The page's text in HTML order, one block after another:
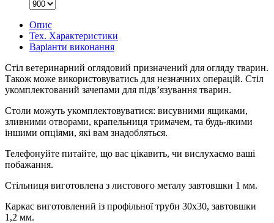
Опис
Тех. Характеристики
Варіанти виконання
Стіл ветеринарний оглядовий призначений для огляду тварин.
Також може використовуватись для незначних операцій. Стіл
укомплектований зачепами для підв’язування тварин.
Столи можуть укомплектовуватися: висувними ящиками,
зливними отворами, крапельниця тримачем, та будь-якими
іншими опціями, які вам знадобляться.
Телефонуйте питайте, що вас цікавить, чи вислухаємо ваші
побажання.
Стільниця виготовлена ​​з листового металу завтовшки 1 мм.
Каркас виготовлений із профільної труби 30х30, завтовшки
1,2 мм.